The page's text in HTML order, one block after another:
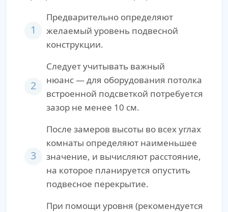
1
Предварительно определяют
желаемый уровень подвесной
конструкции.
2
Следует учитывать важный
нюанс — для оборудования потолка
встроенной подсветкой потребуется
зазор не менее 10 см.
3
После замеров высоты во всех углах
комнаты определяют наименьшее
значение, и вычисляют расстояние,
на которое планируется опустить
подвесное перекрытие.
При помощи уровня (рекомендуется